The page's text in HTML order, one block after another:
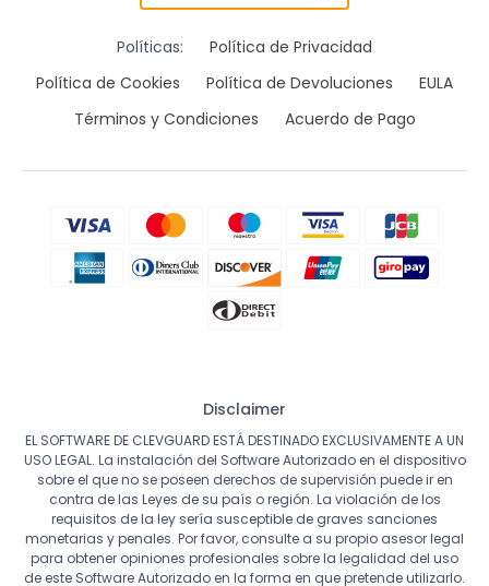
Políticas:
Política de Privacidad
Política de Cookies
Política de Devoluciones
EULA
Términos y Condiciones
Acuerdo de Pago
Disclaimer
EL SOFTWARE DE CLEVGUARD ESTÁ DESTINADO EXCLUSIVAMENTE A UN
USO LEGAL. La instalación del Software Autorizado en el dispositivo
sobre el que no se poseen derechos de supervisión puede ir en
contra de las Leyes de su país o región. La violación de los
requisitos de la ley sería susceptible de graves sanciones
monetarias y penales. Por favor, consulte a su propio asesor legal
para obtener opiniones profesionales sobre la legalidad del uso
de este Software Autorizado en la forma en que pretende utilizarlo.